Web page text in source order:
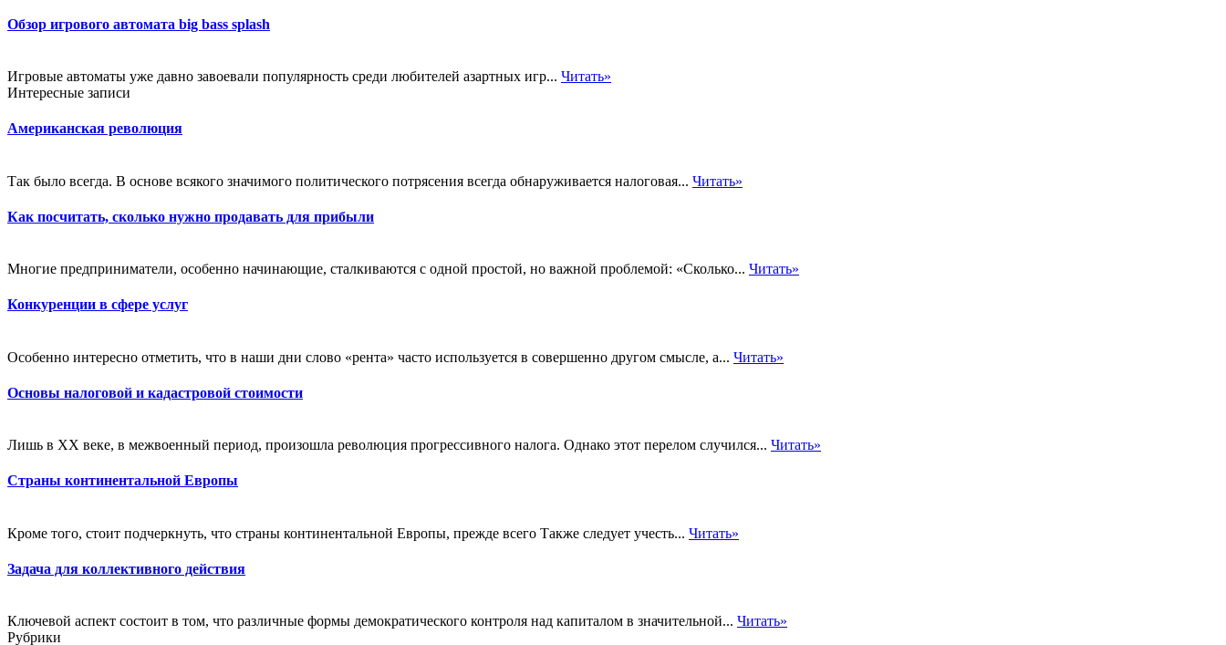
Обзор игрового автомата big bass splash
Игровые автоматы уже давно завоевали популярность среди любителей азартных игр... Читать»
Интересные записи
Американская революция
Так было всегда. В основе всякого значимого политического потрясения всегда обнаруживается налоговая... Читать»
Как посчитать, сколько нужно продавать для прибыли
Многие предприниматели, особенно начинающие, сталкиваются с одной простой, но важной проблемой: «Сколько... Читать»
Конкуренции в сфере услуг
Особенно интересно отметить, что в наши дни слово «рента» часто используется в совершенно другом смысле, а... Читать»
Основы налоговой и кадастровой стоимости
Лишь в XX веке, в межвоенный период, произошла революция прогрессивного налога. Однако этот перелом случился... Читать»
Страны континентальной Европы
Кроме того, стоит подчеркнуть, что страны континентальной Европы, прежде всего Также следует учесть... Читать»
Задача для коллективного действия
Ключевой аспект состоит в том, что различные формы демократического контроля над капиталом в значительной... Читать»
Рубрики